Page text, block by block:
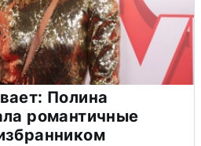
Полина
романтичные